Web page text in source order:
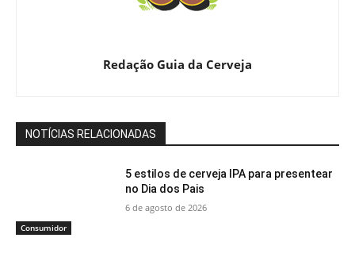
Redação Guia da Cerveja
NOTÍCIAS RELACIONADAS
Consumidor
5 estilos de cerveja IPA para presentear
no Dia dos Pais
6 de agosto de 2026